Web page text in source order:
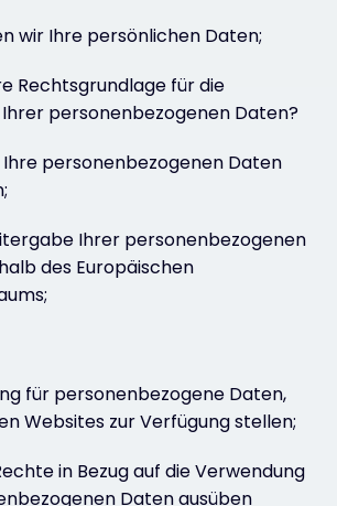
wir Ihre persönlichen Daten;
Rechtsgrundlage für die
personenbezogenen Daten?
personenbezogenen Daten
Ihrer personenbezogenen
des Europäischen
für personenbezogene Daten,
Websites zur Verfügung stellen;
in Bezug auf die Verwendung
Daten ausüben